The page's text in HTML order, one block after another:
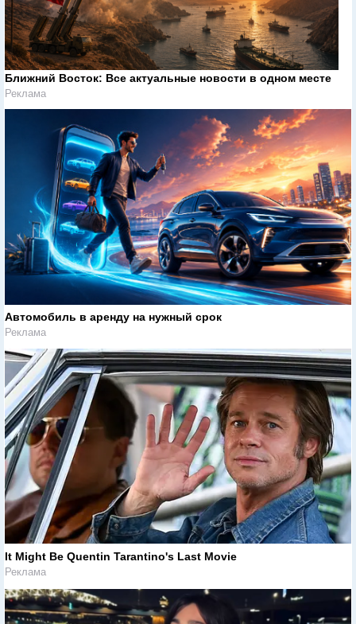
Ближний Восток: Все актуальные новости в одном месте
Реклама
Автомобиль в аренду на нужный срок
Реклама
It Might Be Quentin Tarantino's Last Movie
Реклама